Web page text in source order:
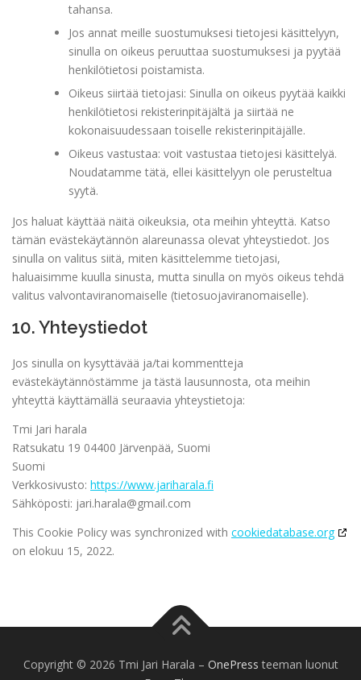
tahansa.
Jos annat meille suostumuksesi tietojesi käsittelyyn,
sinulla on oikeus peruuttaa suostumuksesi ja pyytää
henkilötietosi poistamista.
Oikeus siirtää tietojasi: Sinulla on oikeus pyytää kaikki
henkilötietosi rekisterinpitäjältä ja siirtää ne
kokonaisuudessaan toiselle rekisterinpitäjälle.
Oikeus vastustaa: voit vastustaa tietojesi käsittelyä.
Noudatamme tätä, ellei käsittelyyn ole perusteltua
syytä.
Jos haluat käyttää näitä oikeuksia, ota meihin yhteyttä. Katso
tämän evästekäytännön alareunassa olevat yhteystiedot. Jos
sinulla on valitus siitä, miten käsittelemme tietojasi,
haluaisimme kuulla sinusta, mutta sinulla on myös oikeus tehdä
valitus valvontaviranomaiselle (tietosuojaviranomaiselle).
10. Yhteystiedot
Jos sinulla on kysyttävää ja/tai kommentteja
evästekäytännöstämme ja tästä lausunnosta, ota meihin
yhteyttä käyttämällä seuraavia yhteystietoja:
Tmi Jari harala
Ratsukatu 19 04400 Järvenpää, Suomi
Suomi
Verkkosivusto: https://www.jariharala.fi
Sähköposti: jari.harala@gmail.com
This Cookie Policy was synchronized with cookiedatabase.org
on elokuu 15, 2022.
Copyright © 2026 Tmi Jari Harala – OnePress teeman luonut